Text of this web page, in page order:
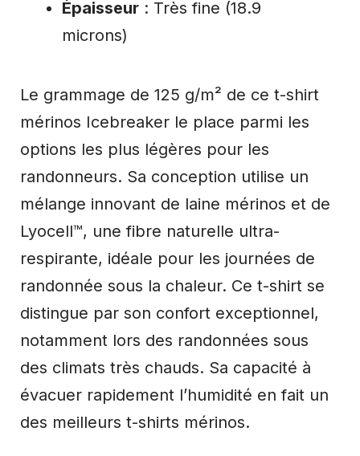
Épaisseur: Très fine (18.9
microns)
Le grammage de 125 g/m² de ce t-shirt
mérinos Icebreaker le place parmi les
options les plus légères pour les
randonneurs. Sa conception utilise un
mélange innovant de laine mérinos et de
Lyocell™, une fibre naturelle ultra-
respirante, idéale pour les journées de
randonnée sous la chaleur. Ce t-shirt se
distingue par son confort exceptionnel,
notamment lors des randonnées sous
des climats très chauds. Sa capacité à
évacuer rapidement l’humidité en fait un
des meilleurs t-shirts mérinos.